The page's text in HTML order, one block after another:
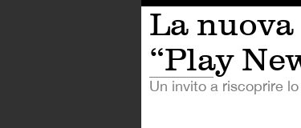
La
“Play
Un invito a riscoprire